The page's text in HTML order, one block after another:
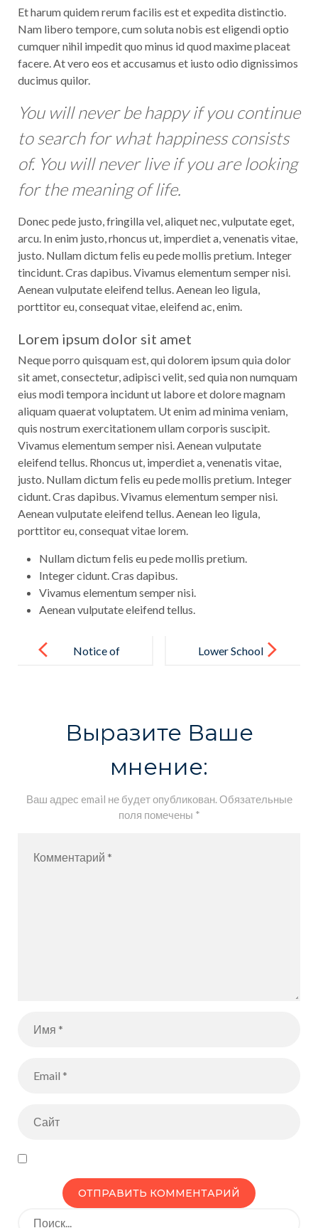
Et harum quidem rerum facilis est et expedita distinctio.
Nam libero tempore, cum soluta nobis est eligendi optio
cumquer nihil impedit quo minus id quod maxime placeat
facere. At vero eos et accusamus et iusto odio dignissimos
ducimus quilor.
You will never be happy if you continue
to search for what happiness consists
of. You will never live if you are looking
for the meaning of life.
Donec pede justo, fringilla vel, aliquet nec, vulputate eget,
arcu. In enim justo, rhoncus ut, imperdiet a, venenatis vitae,
justo. Nullam dictum felis eu pede mollis pretium. Integer
tincidunt. Cras dapibus. Vivamus elementum semper nisi.
Aenean vulputate eleifend tellus. Aenean leo ligula,
porttitor eu, consequat vitae, eleifend ac, enim.
Lorem ipsum dolor sit amet
Neque porro quisquam est, qui dolorem ipsum quia dolor
sit amet, consectetur, adipisci velit, sed quia non numquam
eius modi tempora incidunt ut labore et dolore magnam
aliquam quaerat voluptatem. Ut enim ad minima veniam,
quis nostrum exercitationem ullam corporis suscipit.
Vivamus elementum semper nisi. Aenean vulputate
eleifend tellus. Rhoncus ut, imperdiet a, venenatis vitae,
justo. Nullam dictum felis eu pede mollis pretium. Integer
cidunt. Cras dapibus. Vivamus elementum semper nisi.
Aenean vulputate eleifend tellus. Aenean leo ligula,
porttitor eu, consequat vitae lorem.
Nullam dictum felis eu pede mollis pretium.
Integer cidunt. Cras dapibus.
Vivamus elementum semper nisi.
Aenean vulputate eleifend tellus.
записям
Notice of
Lower School
Выразите Ваше
мнение:
Ваш адрес email не будет опубликован.Обязательные
поля помечены *
Искать: